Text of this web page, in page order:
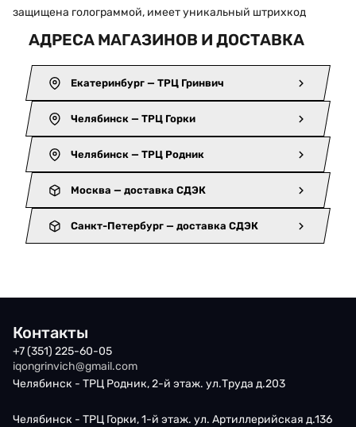
защищена голограммой, имеет уникальный штрихкод
АДРЕСА МАГАЗИНОВ И ДОСТАВКА
Екатеринбург — ТРЦ Гринвич
Челябинск — ТРЦ Горки
Челябинск — ТРЦ Родник
Москва — доставка СДЭК
Санкт-Петербург — доставка СДЭК
Контакты
+7 (351) 225-60-05
iqongrinvich@gmail.com
Челябинск - ТРЦ Родник, 2-й этаж. ул.Труда д.203
Челябинск - ТРЦ Горки, 1-й этаж. ул. Артиллерийская д.136